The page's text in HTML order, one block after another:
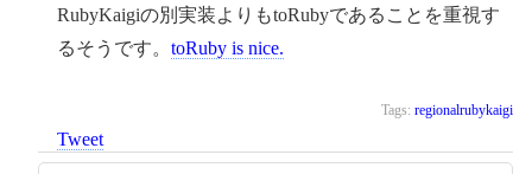
RubyKaigiの別実装よりもtoRubyであることを重視す
るそうです。 toRuby is nice.
Tags: regionalrubykaigi
Tweet